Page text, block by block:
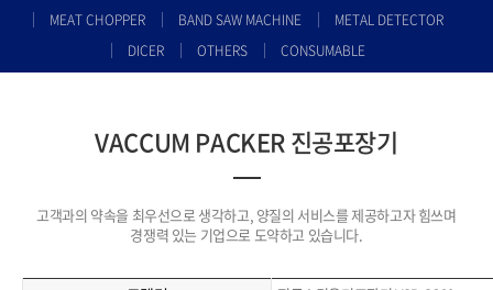
MEAT CHOPPER
BAND SAW MACHINE
METAL DETECTOR
DICER
OTHERS CONSUMABLE
VACCUM PACKER 진공포장기
고객과의 약속을 최우선으로 생각하고, 양질의 서비스를 제공하고자 힘쓰며
경쟁력 있는 기업으로 도약하고 있습니다.